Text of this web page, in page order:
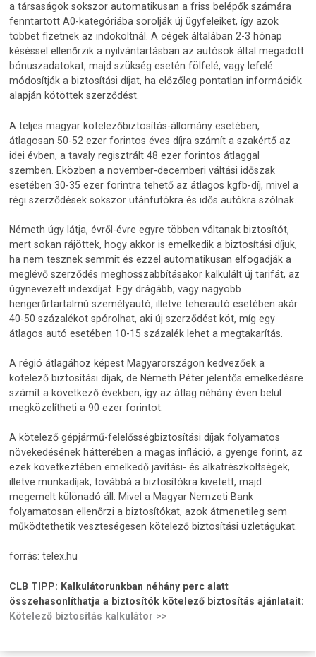
a társaságok sokszor automatikusan a friss belépők számára
fenntartott A0-kategóriába sorolják új ügyfeleiket, így azok
többet fizetnek az indokoltnál. A cégek általában 2-3 hónap
késéssel ellenőrzik a nyilvántartásban az autósok által megadott
bónuszadatokat, majd szükség esetén fölfelé, vagy lefelé
módosítják a biztosítási díjat, ha előzőleg pontatlan információk
alapján kötöttek szerződést.
A teljes magyar kötelezőbiztosítás-állomány esetében,
átlagosan 50-52 ezer forintos éves díjra számít a szakértő az
idei évben, a tavaly regisztrált 48 ezer forintos átlaggal
szemben. Eközben a november-decemberi váltási időszak
esetében 30-35 ezer forintra tehető az átlagos kgfb-díj, mivel a
régi szerződések sokszor utánfutókra és idős autókra szólnak.
Németh úgy látja, évről-évre egyre többen váltanak biztosítót,
mert sokan rájöttek, hogy akkor is emelkedik a biztosítási díjuk,
ha nem tesznek semmit és ezzel automatikusan elfogadják a
meglévő szerződés meghosszabbításakor kalkulált új tarifát, az
úgynevezett indexdíjat. Egy drágább, vagy nagyobb
hengerűrtartalmú személyautó, illetve teherautó esetében akár
40-50 százalékot spórolhat, aki új szerződést köt, míg egy
átlagos autó esetében 10-15 százalék lehet a megtakarítás.
A régió átlagához képest Magyarországon kedvezőek a
kötelező biztosítási díjak, de Németh Péter jelentős emelkedésre
számít a következő években, így az átlag néhány éven belül
megközelítheti a 90 ezer forintot.
A kötelező gépjármű-felelősségbiztosítási díjak folyamatos
növekedésének hátterében a magas infláció, a gyenge forint, az
ezek következtében emelkedő javítási- és alkatrészköltségek,
illetve munkadíjak, továbbá a biztosítókra kivetett, majd
megemelt különadó áll. Mivel a Magyar Nemzeti Bank
folyamatosan ellenőrzi a biztosítókat, azok átmenetileg sem
működtethetik veszteségesen kötelező biztosítási üzletágukat.
forrás: telex.hu
CLB TIPP: Kalkulátorunkban néhány perc alatt
összehasonlíthatja a biztosítók kötelező biztosítás ajánlatait:
Kötelező biztosítás kalkulátor >>